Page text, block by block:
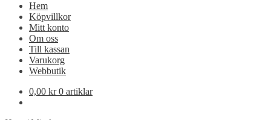
Hem
Köpvillkor
Mitt konto
Om oss
Till kassan
Varukorg
Webbutik
0,00 kr 0 artiklar